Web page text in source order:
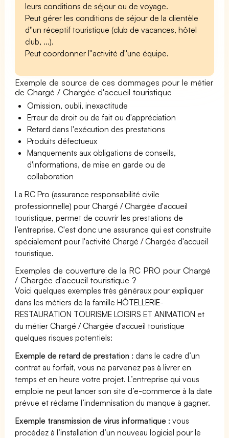
leurs conditions de séjour ou de voyage.
Peut gérer les conditions de séjour de la clientèle
d''un réceptif touristique (club de vacances, hôtel
club, ...).
Peut coordonner l''activité d''une équipe.
Exemple de source de ces dommages pour le métier
de Chargé / Chargée d'accueil touristique
Omission, oubli, inexactitude
Erreur de droit ou de fait ou d'appréciation
Retard dans l'exécution des prestations
Produits défectueux
Manquements aux obligations de conseils,
d'informations, de mise en garde ou de
collaboration
La RC Pro (assurance responsabilité civile
professionnelle) pour Chargé / Chargée d'accueil
touristique, permet de couvrir les prestations de
l’entreprise. C'est donc une assurance qui est construite
spécialement pour l'activité Chargé / Chargée d'accueil
touristique.
Exemples de couverture de la RC PRO pour Chargé
/ Chargée d'accueil touristique ?
Voici quelques exemples très généraux pour expliquer
dans les métiers de la famille HÔTELLERIE-
RESTAURATION TOURISME LOISIRS ET ANIMATION et
du métier Chargé / Chargée d'accueil touristique
quelques risques potentiels:
Exemple de retard de prestation : dans le cadre d’un
contrat au forfait, vous ne parvenez pas à livrer en
temps et en heure votre projet. L’entreprise qui vous
emploie ne peut lancer son site d’e-commerce à la date
prévue et réclame l’indemnisation du manque à gagner.
Exemple transmission de virus informatique : vous
procédez à l’installation d’un nouveau logiciel pour le